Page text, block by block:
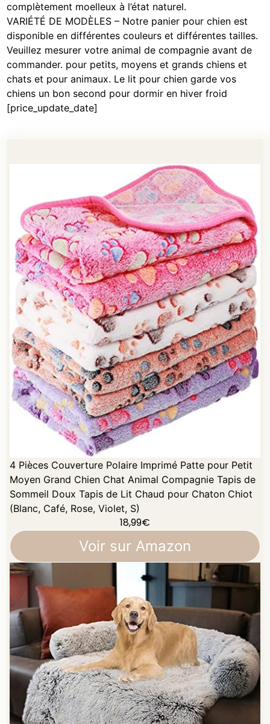
complètement moelleux à l’état naturel.
VARIÉTÉ DE MODÈLES – Notre panier pour chien est
disponible en différentes couleurs et différentes tailles.
Veuillez mesurer votre animal de compagnie avant de
commander. pour petits, moyens et grands chiens et
chats et pour animaux. Le lit pour chien garde vos
chiens un bon second pour dormir en hiver froid
[price_update_date]
4 Pièces Couverture Polaire Imprimé Patte pour Petit
Moyen Grand Chien Chat Animal Compagnie Tapis de
Sommeil Doux Tapis de Lit Chaud pour Chaton Chiot
(Blanc, Café, Rose, Violet, S)
18,99€
Voir sur Amazon